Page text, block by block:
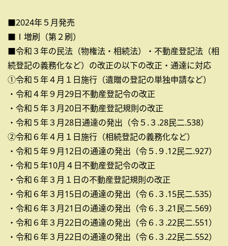
■2024年５月発売
■Ⅰ増刷（第２刷）
■令和３年の民法（物権法・相続法）・不動産登記法（相
続登記の義務化など）の改正の以下の改正・通達に対応
①令和５年４月１日施行（遺贈の登記の単独申請など）
・令和４年９月29日不動産登記令の改正
・令和５年３月20日不動産登記規則の改正
・令和５年３月28日通達の発出（令５.３.28民二.538）
②令和６年４月１日施行（相続登記の義務化など）
・令和５年９月12日の通達の発出（令５.９.12民二.927）
・令和５年10月４日不動産登記令の改正
・令和６年３月１日の不動産登記規則の改正
・令和６年３月15日の通達の発出（令６.３.15民二.535）
・令和６年３月21日の通達の発出（令６.３.21民二.569）
・令和６年３月22日の通達の発出（令６.３.22民二.551）
・令和６年３月22日の通達の発出（令６.３.22民二.552）